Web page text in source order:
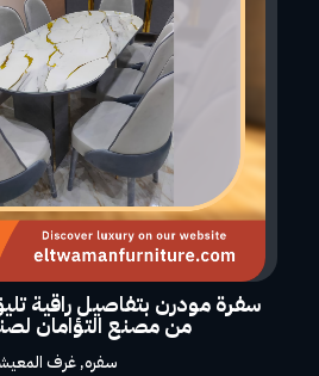
سفرة مودرن بتفاصيل راقية
من مصنع التؤامان
سفره,غرف